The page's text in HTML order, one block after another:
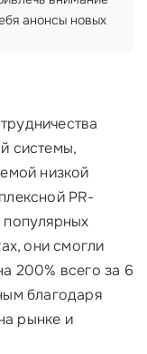
анонсы новых
системы,
низкой
PR-
они смогли
200% всего за 6
благодаря
рынке и